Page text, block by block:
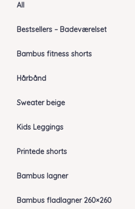
All
Bestsellers – Badeværelset
Bambus fitness shorts
Hårbånd
Sweater beige
Kids Leggings
Printede shorts
Bambus lagner
Bambus fladlagner 260×260